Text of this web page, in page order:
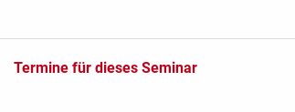
Termine für dieses Seminar